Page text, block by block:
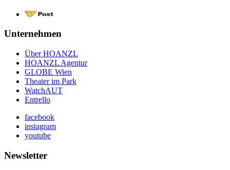
Unternehmen
Über HOANZL
HOANZL Agentur
GLOBE Wien
Theater im Park
WatchAUT
Entrello
facebook
instagram
youtube
Newsletter